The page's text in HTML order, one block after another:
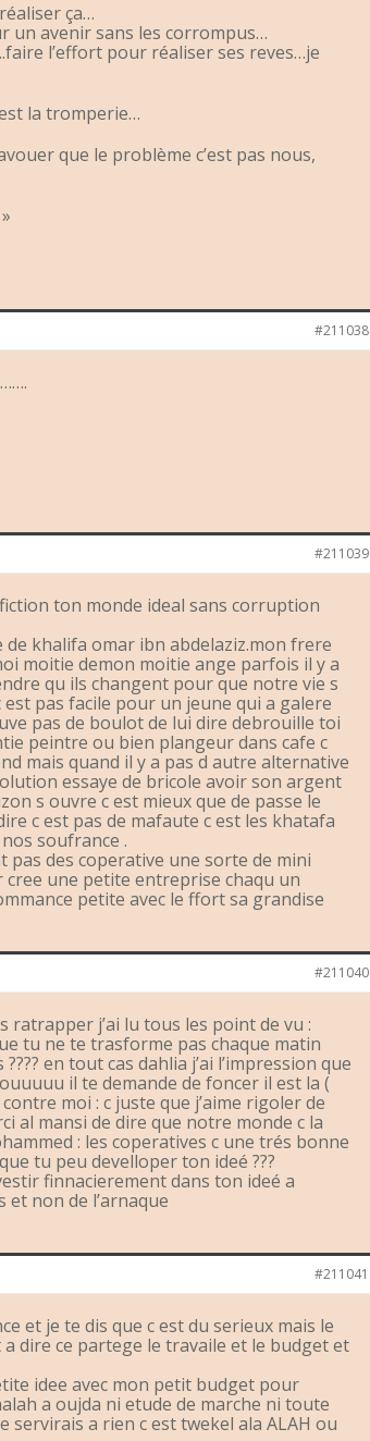
ça…
un avenir sans les corrompus…
l’effort pour réaliser ses reves…je
la tromperie…
que le problème c’est pas nous,
#211038
#211039
ton monde ideal sans corruption
khalifa omar ibn abdelaziz.mon frere
moitie demon moitie ange parfois il y a
qu ils changent pour que notre vie s
pas facile pour un jeune qui a galere
pas de boulot de lui dire debrouille toi
peintre ou bien plangeur dans cafe c
mais quand il y a pas d autre alternative
essaye de bricole avoir son argent
s ouvre c est mieux que de passe le
c est pas de mafaute c est les khatafa
soufrance .
des coperative une sorte de mini
une petite entreprise chaqu un
petite avec le ffort sa grandise
#211040
ratrapper j’ai lu tous les point de vu :
tu ne te trasforme pas chaque matin
en tout cas dahlia j’ai l’impression que
il te demande de foncer il est la (
moi : c juste que j’aime rigoler de
al mansi de dire que notre monde c la
: les coperatives c une trés bonne
tu peu develloper ton ideé ???
finnacierement dans ton ideé a
et non de l’arnaque
#211041
et je te dis que c est du serieux mais le
dire ce partege le travaile et le budget et
idee avec mon petit budget pour
a oujda ni etude de marche ni toute
servirais a rien c est twekel ala ALAH ou